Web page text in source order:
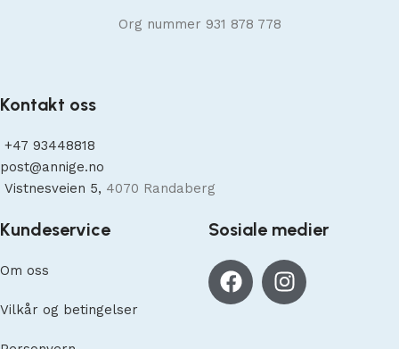
Kontakt oss
+4793448818
post@annige.no
Vistnesveien 5,
4070 Randaberg
Kundeservice
Om oss
Vilkår og betingelser
Sosiale medier